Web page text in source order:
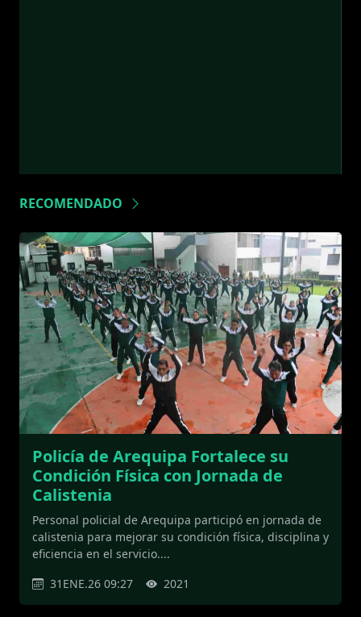
RECOMENDADO
Policía de Arequipa Fortalece su
Condición Física con Jornada de
Calistenia
Personal policial de Arequipa participó en jornada de
calistenia para mejorar su condición física, disciplina y
eficiencia en el servicio....
31ENE.26 09:27
2021